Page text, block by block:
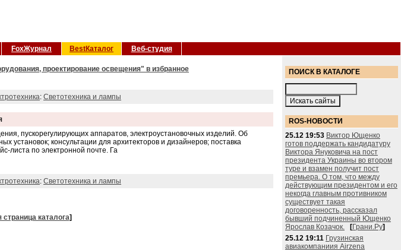
FoxЖурнал BestКаталог Веб-студия
проектирование освещения" в избранное
: Светотехника и лампы
пускорегулирующих аппаратов, электроустановочных изделий. Об
установок; консультации для архитекторов и дизайнеров; поставка
листа по электронной почте. Га
: Светотехника и лампы
страница каталога]
ПОИСК В КАТАЛОГЕ
ROS-НОВОСТИ
25.12 19:53 Виктор Ющенко
готов поддержать кандидатуру
Виктора Януковича на пост
президента Украины во втором
туре и взамен получит пост
премьера. О том, что между
действующим президентом и его
некогда главным противником
существует такая
договоренность, рассказал
бывший подчиненный Ющенко
Ярослав Козачок.
[Грани.Ру]
25.12 19:11 Грузинская
авиакомпаниия Airzena